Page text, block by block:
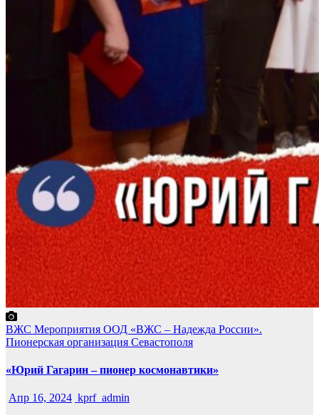
ВЖС Мероприятия ООД «ВЖС – Надежда России».
Пионерская организация Севастополя
«Юрий Гагарин – пионер космонавтики»
Апр 16, 2024 kprf_admin